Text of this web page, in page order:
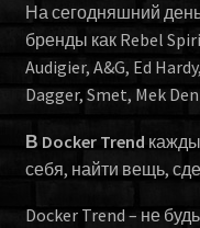
На сегодняшний
бренды как Rebel
Audigier, A&G, Ed
Dagger, Smet, Mek
В Docker Trend
себя, найти вещь,
Docker Trend – не